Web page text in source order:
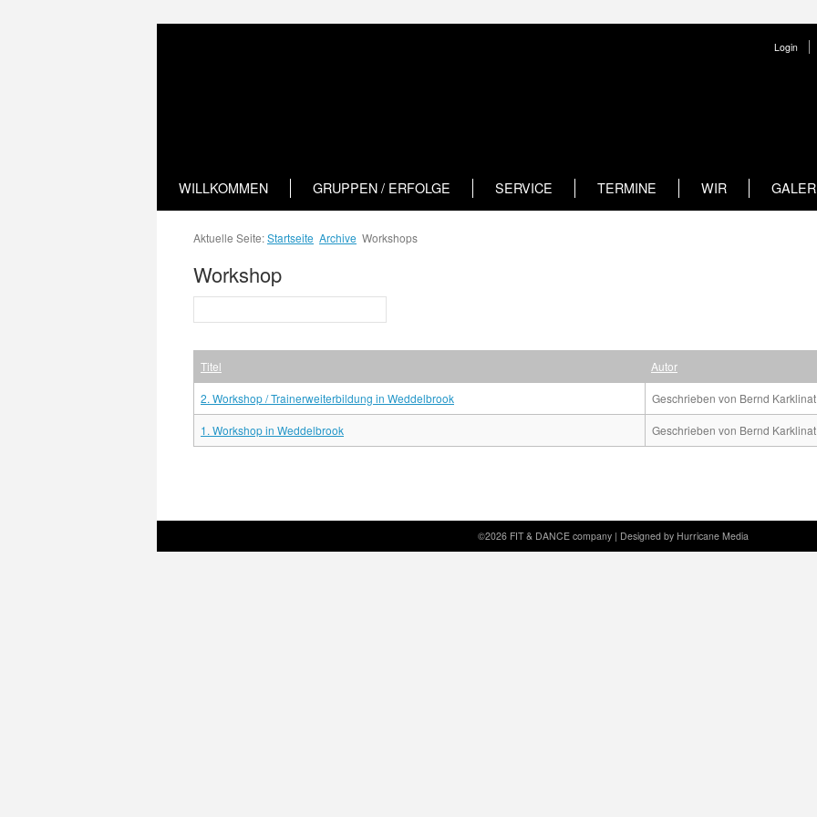
Login
WILLKOMMEN GRUPPEN / ERFOLGE SERVICE TERMINE WIR
Aktuelle Seite:Startseite Archive Workshops
Workshop
Titel Autor
2. Workshop / Trainerweiterbildung in Weddelbrook Geschrieben von Bernd Karklinat
1. Workshop in Weddelbrook Geschrieben von Bernd Karklinat
©2026 FIT & DANCE company | Designed by Hurricane Media